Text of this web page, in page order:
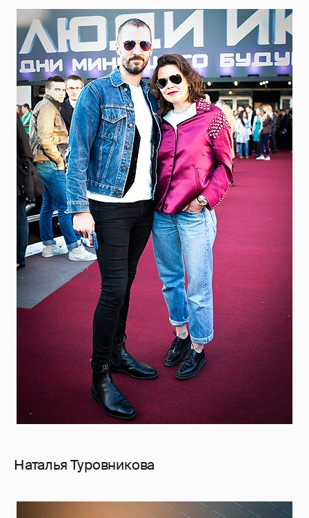
Наталья Туровникова